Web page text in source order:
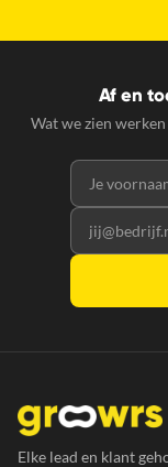
Af en
Wat we zien
Voornaam
E-mailadres
Elke lead en klant